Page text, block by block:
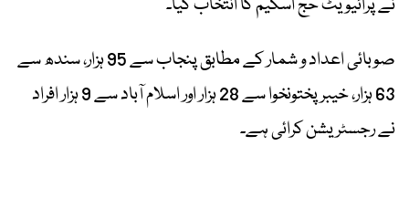
نے پرائیویٹ حج اسکیم کا انتخاب کیا۔
صوبائی اعداد و شمار کے مطابق پنجاب سے 95 ہزار، سندھ سے
63 ہزار، خیبرپختونخوا سے 28 ہزار اور اسلام آباد سے 9 ہزار افراد
نے رجسٹریشن کرائی ہے۔